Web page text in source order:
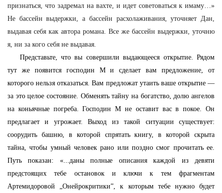
признаться, что задремал на вахте, и идет советоваться к имаму…»
Не бассейн выдержки, а бассейн расхолаживания, уточняет Дан,
выдавая себя как автора романа. Все же бассейн выдержки, уточню
я, ни за кого себя не выдавая.
Представьте, что вы совершили выдающееся открытие. Рядом
тут же появится господин М и сделает вам предложение, от
которого нельзя отказаться. Вам предложат утаить ваше открытие —
за это целое состояние. Обменять тайну на богатство, долю ангелов
на коньячные погреба. Господин М не оставит вас в покое. Он
предлагает и угрожает. Выход из такой ситуации существует:
соорудить башню, в которой спрятать книгу, в которой скрыта
тайна, чтобы умный человек рано или поздно смог прочитать ее.
Путь показан: «...даны полные описания каждой из девяти
предстоящих тебе остановок и ключи к тем фрагментам
Артемидоровой „Онейрокритики”, к которым тебе нужно будет